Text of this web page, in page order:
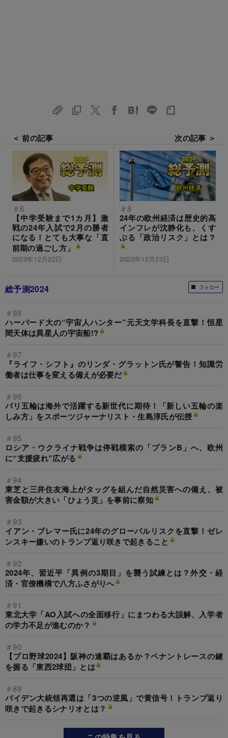
＜ 前の記事
＃6
【中学受験まで1カ月】激
戦の24年入試で2月の勝者
になる！とても大事な「直
前期の過ごし方」
2023年12月22日
次の記事 ＞
＃8
24年の欧州経済は歴史的高
インフレが沈静化も、くす
ぶる「政治リスク」とは？
2023年12月23日
フォロー
総予測2024
＃98
ハーバード大の“宇宙人ハンター”元天文学科長を直撃！恒星
間天体は異星人の宇宙船!?
＃97
『ライフ・シフト』のリンダ・グラットン氏が警告！知識労
働者は仕事を変える備えが必要だ
＃96
パリ五輪は海外で活躍する新世代に期待！「新しい五輪の楽
しみ方」をスポーツジャーナリスト・生島淳氏が伝授
＃95
ロシア・ウクライナ戦争は停戦模索の「プランB」へ、欧州
に“支援疲れ”広がる
＃94
東芝と三井住友海上がタッグを組んだ自然災害への備え、被
害金額が大きい「ひょう災」を事前に察知
＃93
イアン・ブレマー氏に24年のグローバルリスクを直撃！ゼレ
ンスキー嫌いのトランプ返り咲きで起きること
＃92
2024年、習近平「異例の3期目」を襲う試練とは？外交・経
済・官僚機構で八方ふさがりへ
＃91
東北大学「AO入試への全面移行」にまつわる大誤解、入学者
の学力不足が進むのか？
＃90
【プロ野球2024】阪神の連覇はあるか？ペナントレースの鍵
を握る「東西2球団」とは
＃89
バイデン大統領再選は「3つの逆風」で黄信号！トランプ返り
咲きで起きるシナリオとは？